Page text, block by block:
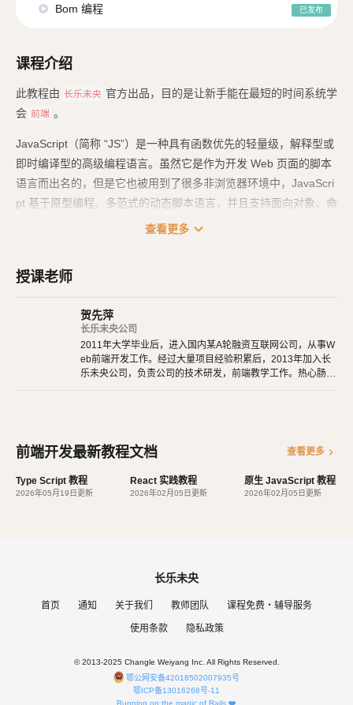
Bom 编程 已发布
课程介绍
此教程由 长乐未央 官方出品，目的是让新手能在最短的时间系统学
会 前端 。
JavaScript（简称 “JS”）是一种具有函数优先的轻量级，解释型或
即时编译型的高级编程语言。虽然它是作为开发 Web 页面的脚本
语言而出名的，但是它也被用到了很多非浏览器环境中，JavaScri
pt 基于原型编程、多范式的动态脚本语言，并且支持面向对象、命
令式和声明式（如函数式编程）风格。
应用开发,常用来为网页添加各式各样的动态功能,为用户提供更流
来实现自身的功能的。
查看更多 expand_more
授课老师
贺先萍
长乐未央公司
2011年大学毕业后，进入国内某A轮融资互联网公司，从事W
eb前端开发工作。经过大量项目经验积累后，2013年加入长
乐未央公司，负责公司的技术研发，前端教学工作。热心肠，
前端开发最新教程文档 查看更多 chevron_right
Type Script 教程
2026年05月19日更新
React 实践教程
2026年02月05日更新
原生 JavaScript 教程
2026年02月05日更新
长乐未央
首页 通知 关于我们 教师团队 课程免费・辅导服务
使用条款 隐私政策
© 2013-2025 Changle Weiyang Inc. All Rights Reserved.
鄂公网安备42018502007935号
鄂ICP备13016268号-11
Running on the magic of Rails ❤️